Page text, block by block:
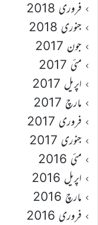
فروری 2018
جنوری 2018
جون 2017
مئی 2017
اپریل 2017
مارچ 2017
فروری 2017
جنوری 2017
مئی 2016
اپریل 2016
مارچ 2016
فروری 2016